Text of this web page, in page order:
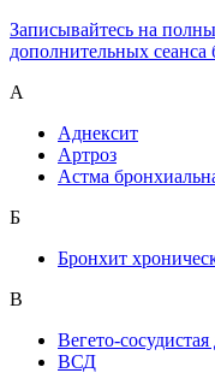
Записывайтесь на
дополнительных сеанса
А
Аднексит
Артроз
Астма
Б
Бронхит
В
Вегето-
ВСД